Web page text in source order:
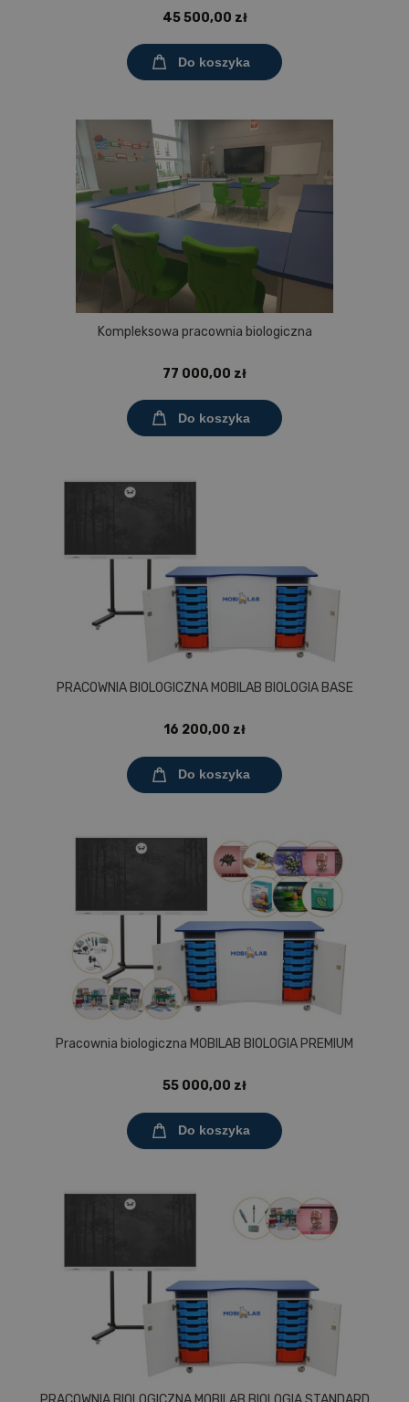
45 500,00 zł
Do koszyka
Kompleksowa pracownia biologiczna
77 000,00 zł
Do koszyka
PRACOWNIA BIOLOGICZNA MOBILAB BIOLOGIA BASE
16 200,00 zł
Do koszyka
Pracownia biologiczna MOBILAB BIOLOGIA PREMIUM
55 000,00 zł
Do koszyka